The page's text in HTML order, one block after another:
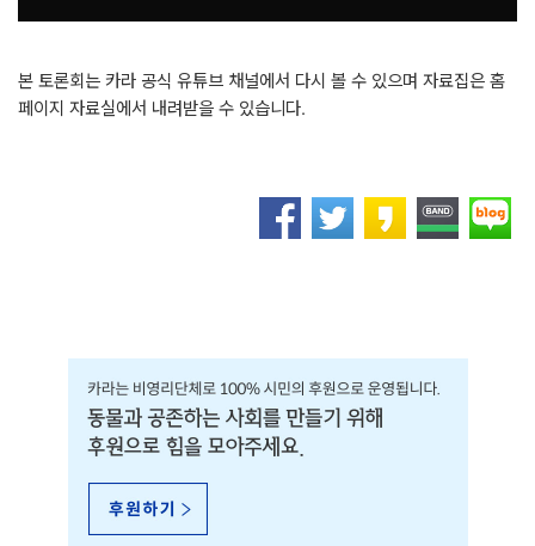
본 토론회는 카라 공식 유튜브 채널에서 다시 볼 수 있으며 자료집은 홈
페이지 자료실에서 내려받을 수 있습니다.